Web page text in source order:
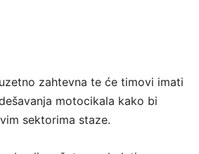
zahtevna te će timovi imati
motocikala kako bi
sektorima staze.